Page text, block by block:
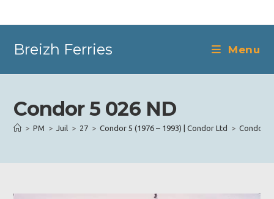
Breizh Ferries Menu
Condor 5 026 ND
> PM > Juil > 27 > Condor 5 (1976 – 1993) | Condor Ltd > Condor 5